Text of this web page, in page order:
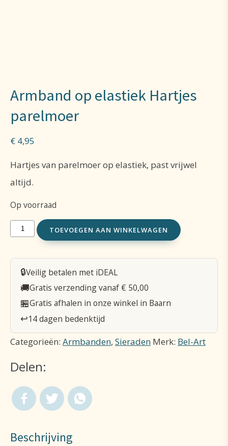
Armband op elastiek Hartjes
parelmoer
€ 4,95
Hartjes van parelmoer op elastiek, past vrijwel
altijd.
Op voorraad
Armband
elastiek
Hartjes
aantal
TOEVOEGEN AAN WINKELWAGEN
🔒Veilig betalen met iDEAL
🚚Gratis verzending vanaf € 50,00
🏪Gratis afhalen in onze winkel in Baarn
↩️14 dagen bedenktijd
Categorieën: Armbanden, Sieraden Merk: Bel-Art
Delen:
Beschrijving